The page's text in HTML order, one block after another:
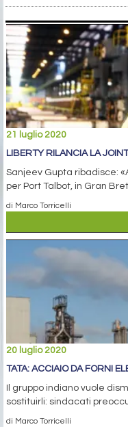
21 luglio 2020
LIBERTY RILANCIA LA
Sanjeev Gupta ribadisce:
per Port Talbot, in Gran
di Marco Torricelli
20 luglio 2020
TATA: ACCIAIO DA FORNI
Il gruppo indiano vuole
sostituirli: sindacati
di Marco Torricelli